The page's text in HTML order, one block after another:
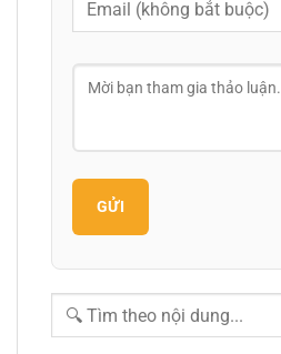
GỬI